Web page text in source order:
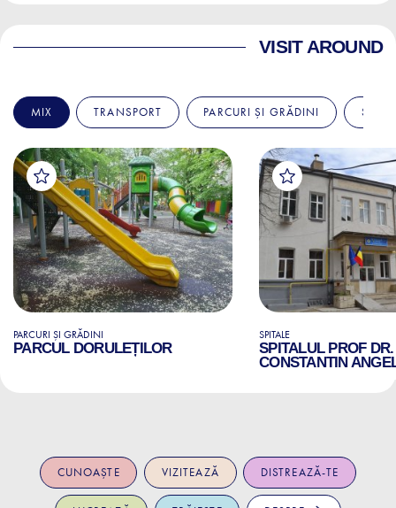
VISIT AROUND
MIX TRANSPORT PARCURI ȘI GRĂDINI
PARCURI ȘI GRĂDINI
PARCUL DORULEȚILOR
SPITALE
SPITALUL PROF DR.
CONSTANTIN
CUNOAȘTE VIZITEAZĂ DISTREAZĂ-TE